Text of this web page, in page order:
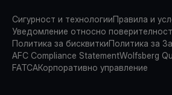
Сигурност и технологииПравила и
Уведомление относно
Политика за бисквиткиПолитика за
AFC Compliance StatementWolfsberg
FATCAКорпоративно управление